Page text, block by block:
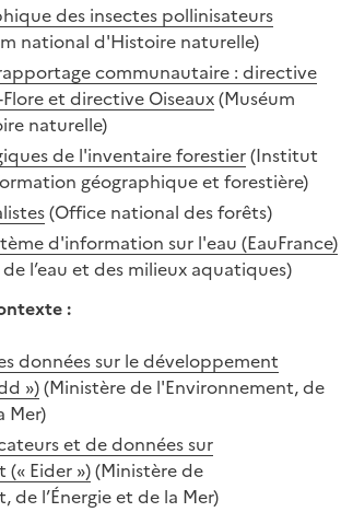
des insectes pollinisateurs
national d'Histoire naturelle)
communautaire : directive
et directive Oiseaux(Muséum
naturelle)
de l'inventaire forestier(Institut
géographique et forestière)
(Office national des forêts)
d'information sur l'eau (EauFrance)
l’eau et des milieux aquatiques)
:
données sur le développement
»)(Ministère de l'Environnement, de
Mer)
et de données sur
Eider »)(Ministère de
de l’Énergie et de la Mer)